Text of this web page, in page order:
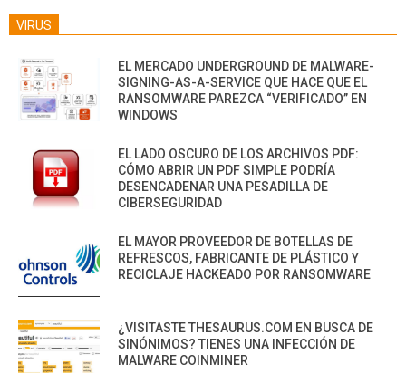
VIRUS
EL MERCADO UNDERGROUND DE MALWARE-
SIGNING-AS-A-SERVICE QUE HACE QUE EL
RANSOMWARE PAREZCA “VERIFICADO” EN
WINDOWS
EL LADO OSCURO DE LOS ARCHIVOS PDF:
CÓMO ABRIR UN PDF SIMPLE PODRÍA
DESENCADENAR UNA PESADILLA DE
CIBERSEGURIDAD
EL MAYOR PROVEEDOR DE BOTELLAS DE
REFRESCOS, FABRICANTE DE PLÁSTICO Y
RECICLAJE HACKEADO POR RANSOMWARE
¿VISITASTE THESAURUS.COM EN BUSCA DE
SINÓNIMOS? TIENES UNA INFECCIÓN DE
MALWARE COINMINER